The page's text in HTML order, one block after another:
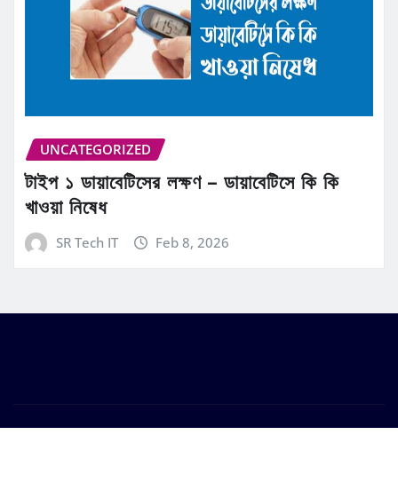
UNCATEGORIZED
টাইপ ১ ডায়াবেটিসের লক্ষণ – ডায়াবেটিসে কি কি
খাওয়া নিষেধ
SR Tech IT Feb 8, 2026